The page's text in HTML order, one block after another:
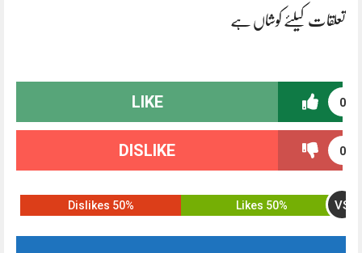
تعلقات کیلئے کوشاں ہے
0
LIKE
0
DISLIKE
50% Likes VS
50% Dislikes